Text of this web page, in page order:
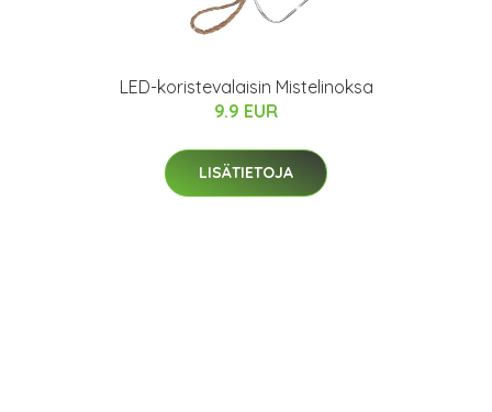
LED-koristevalaisin Mistelinoksa
9.9 EUR
LISÄTIETOJA